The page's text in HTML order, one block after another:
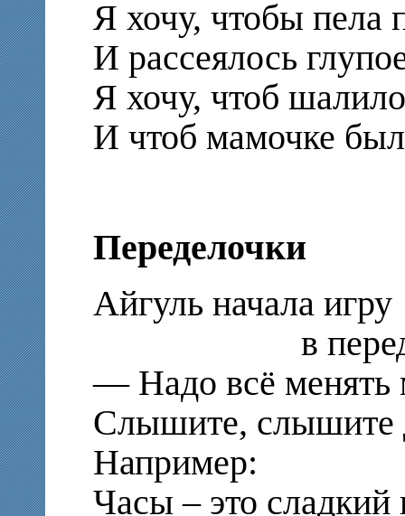
Я хочу, чтобы пела
И рассеялось
Я хочу, чтоб
И чтоб мамочке
Переделочки
Айгуль начала игру
в
— Надо всё менять
Слышите, слышите
Например:
Часы – это сладкий